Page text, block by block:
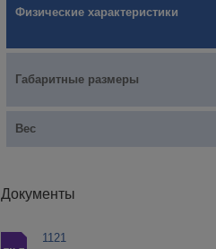
Физические характеристики
Габаритные размеры
Вес
Документы
1121